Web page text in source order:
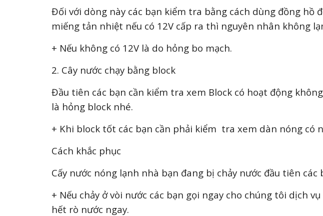
Đối với dòng này các bạn kiểm tra bằng cách dùng đồng hồ
miếng tản nhiệt nếu có 12V cấp ra thì nguyên nhân không
+ Nếu không có 12V là do hỏng bo mạch.
2. Cây nước chạy bằng block
Đầu tiên các bạn cần kiểm tra xem Block có hoạt động
là hỏng block nhé.
+ Khi block tốt các bạn cần phải kiểm tra xem dàn nóng có
Cách khắc phục
Cấy nước nóng lạnh nhà bạn đang bị chảy nước đầu tiên
+ Nếu chảy ở vòi nước các bạn gọi ngay cho chúng tôi dịch
hết rò nước ngay.